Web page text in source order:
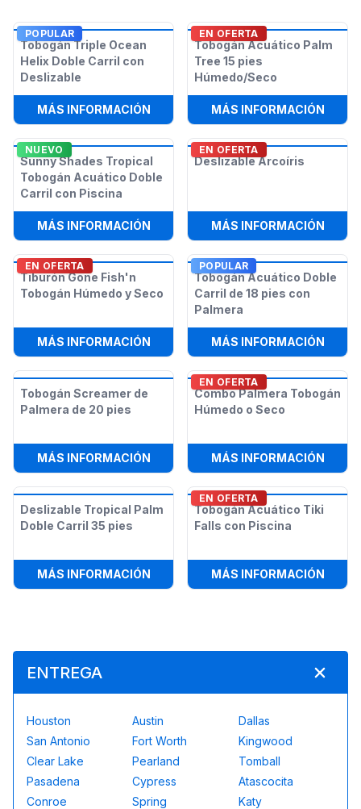
POPULAR
Tobogán Triple Ocean
Helix Doble Carril con
Deslizable
MÁS INFORMACIÓN: TOBOGÁN TRIPLE OCEAN HELIX
EN OFERTA
Tobogán Acuático Palm
Tree 15 pies
Húmedo/Seco
MÁS INFORMACIÓN:
NUEVO
Sunny Shades Tropical
Tobogán Acuático Doble
Carril con Piscina
MÁS INFORMACIÓN: SUNNY SHADES TROPICAL
EN OFERTA
Deslizable Arcoíris
MÁS INFORMACIÓN:
EN OFERTA
Tiburón Gone Fish'n
Tobogán Húmedo y Seco
MÁS INFORMACIÓN: TIBURÓN GONE FISH'N TOBOGÁN
POPULAR
Tobogán Acuático Doble
Carril de 18 pies con
Palmera
MÁS INFORMACIÓN:
Tobogán Screamer de
Palmera de 20 pies
MÁS INFORMACIÓN: TOBOGÁN SCREAMER DE
EN OFERTA
Combo Palmera Tobogán
Húmedo o Seco
MÁS INFORMACIÓN:
Deslizable Tropical Palm
Doble Carril 35 pies
MÁS INFORMACIÓN: DESLIZABLE TROPICAL PALM
EN OFERTA
Tobogán Acuático Tiki
Falls con Piscina
MÁS INFORMACIÓN:
ENTREGA
Houston Austin
Dallas
San Antonio
Fort Worth
Kingwood
Clear Lake
Pearland
Tomball
Pasadena
Cypress
Atascocita
Conroe
Spring
Katy